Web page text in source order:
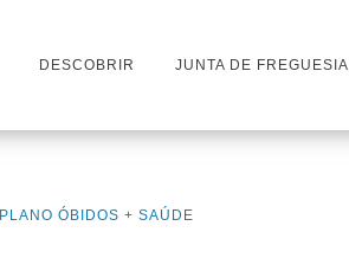
DESCOBRIR JUNTA DE FREGUESIA
PLANO ÓBIDOS + SAÚDE